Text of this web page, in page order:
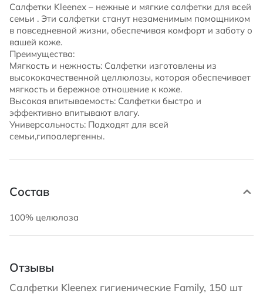
Салфетки Kleenex – нежные и мягкие салфетки для всей
семьи . Эти салфетки станут незаменимым помощником
в повседневной жизни, обеспечивая комфорт и заботу о
вашей коже.
Преимущества:
Мягкость и нежность: Салфетки изготовлены из
высококачественной целлюлозы, которая обеспечивает
мягкость и бережное отношение к коже.
Высокая впитываемость: Салфетки быстро и
эффективно впитывают влагу.
Универсальность: Подходят для всей
семьи,гипоалергенны.
Состав
100% целюлоза
Отзывы
Салфетки Kleenex гигиенические Family, 150 шт